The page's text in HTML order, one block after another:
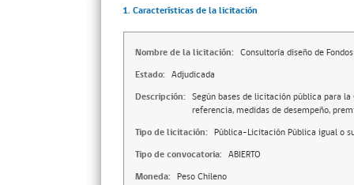
1. Características de la licitación
Nombre de la licitación: Consultoría diseño de
Estado: Adjudicada
Descripción: Según bases de licitación pública para
referencia, medidas de desempeño,
Tipo de licitación: Pública-Licitación Pública igual o
Tipo de convocatoria: ABIERTO
Moneda: Peso Chileno